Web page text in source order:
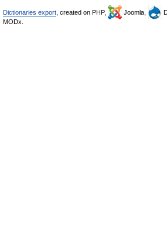
Dictionaries export , created on PHP, Joomla,
MODx.